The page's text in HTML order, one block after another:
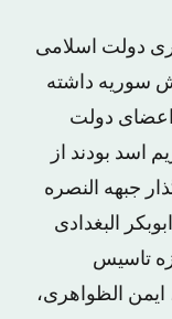
دولت اسلامی
سوریه داشته
تعدادی از اعضای دولت
اسد بودند از
جبهه النصره
البغدادی
تازه تاسیس
ایمن الظواهری،